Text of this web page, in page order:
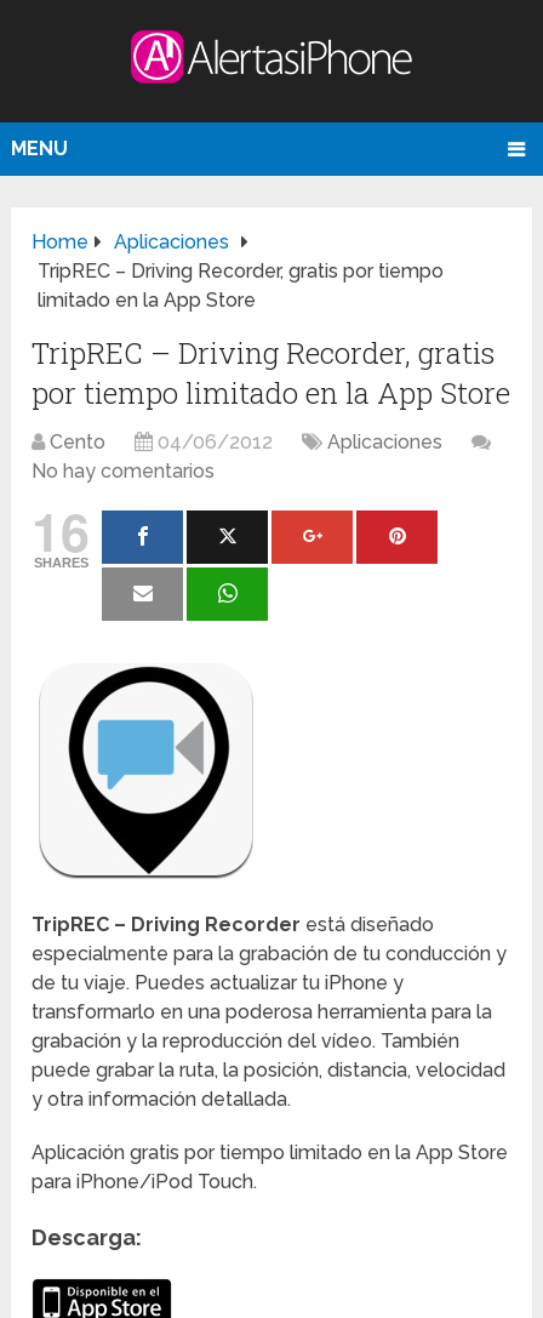
MENU
Home
Aplicaciones
TripREC – Driving Recorder, gratis por tiempo
limitado en la App Store
TripREC – Driving Recorder, gratis
por tiempo limitado en la App Store
Cento 04/06/2012
Aplicaciones
No hay comentarios
16
SHARES
TripREC – Driving Recorder está diseñado
especialmente para la grabación de tu conducción y
de tu viaje. Puedes actualizar tu iPhone y
transformarlo en una poderosa herramienta para la
grabación y la reproducción del vídeo. También
puede grabar la ruta, la posición, distancia, velocidad
y otra información detallada.
Aplicación gratis por tiempo limitado en la App Store
para iPhone/iPod Touch.
Descarga: